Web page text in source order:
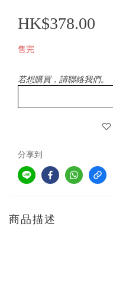
HK$378.00
售完
若想購買，請聯絡我們。
分享到
商品描述